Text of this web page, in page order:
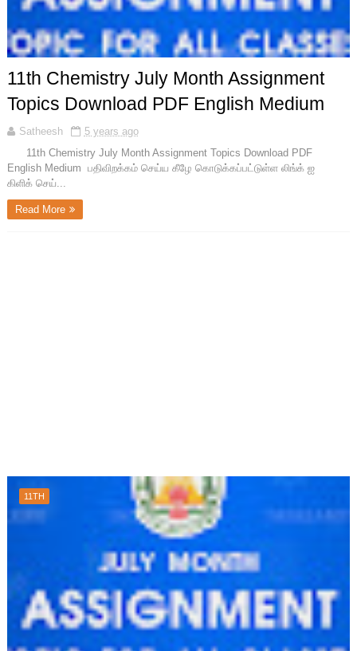
11th Chemistry July Month Assignment
Topics Download PDF English Medium
Satheesh
5 years ago
11th Chemistry July Month Assignment Topics Download PDF
English Medium பதிவிறக்கம் செய்ய கீழே கொடுக்கப்பட்டுள்ள லிங்க் ஐ
கிளிக் செய்...
Read More
11TH